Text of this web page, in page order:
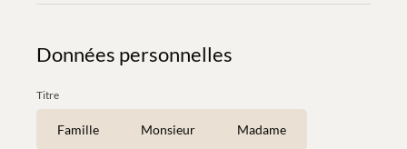
Données personnelles
Titre
Famille Monsieur Madame